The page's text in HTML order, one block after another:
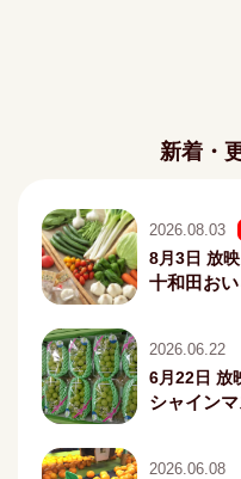
新着・
2026.08.03
8月3日 放映
十和田お
2026.06.22
6月22日 放
シャイン
2026.06.08